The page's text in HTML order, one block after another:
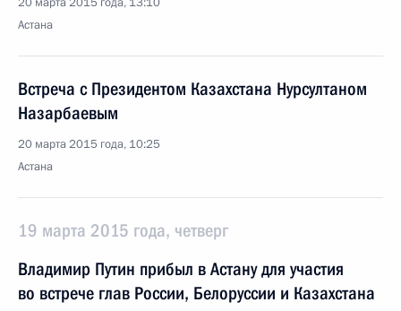
Астана
Встреча с Президентом Казахстана Нурсултаном
Назарбаевым
20 марта 2015 года, 10:25
Астана
19 марта 2015 года, четверг
Владимир Путин прибыл в Астану для участия
во встрече глав России, Белоруссии и Казахстана